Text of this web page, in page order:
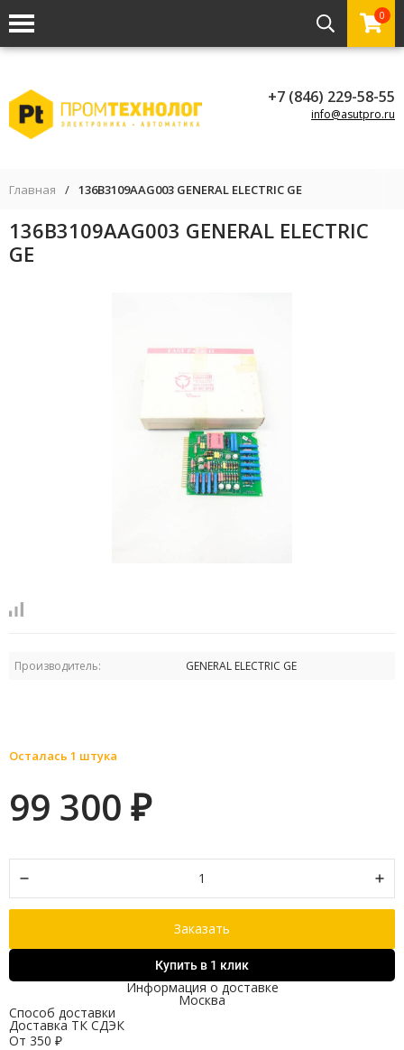
0
+7 (846) 229-58-55
info@asutpro.ru
Главная / 136B3109AAG003 GENERAL ELECTRIC GE
136B3109AAG003 GENERAL ELECTRIC
GE
Производитель: GENERAL ELECTRIC GE
Осталась 1 штука
99 300 ₽
Заказать
Купить в 1 клик
Информация о доставке
Москва
Способ доставки
Доставка ТК СДЭК
От 350 ₽